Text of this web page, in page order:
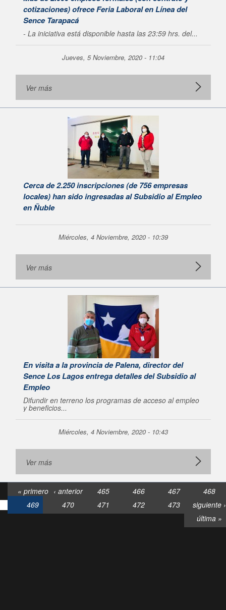
cotizaciones) ofrece Feria Laboral en Línea del
Sence Tarapacá
- La iniciativa está disponible hasta las 23:59 hrs. del...
Jueves, 5 Noviembre, 2020 - 11:04
Ver más
Cerca de 2.250 inscripciones (de 756 empresas
locales) han sido ingresadas al Subsidio al Empleo
en Ñuble
Miércoles, 4 Noviembre, 2020 - 10:39
Ver más
En visita a la provincia de Palena, director del
Sence Los Lagos entrega detalles del Subsidio al
Empleo
Difundir en terreno los programas de acceso al empleo
y beneficios...
Miércoles, 4 Noviembre, 2020 - 10:43
Ver más
« primero ‹ anterior 465 466 467
468
469
470 471 472 473
siguiente ›
última »